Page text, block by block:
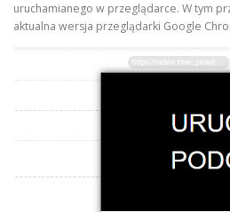
uruchamianego w przeglądarce. W tym
aktualna wersja przeglądarki Google